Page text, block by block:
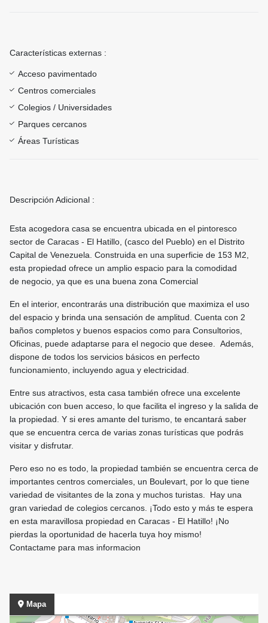
Características externas :
Acceso pavimentado
Centros comerciales
Colegios / Universidades
Parques cercanos
Áreas Turísticas
Descripción Adicional :
Esta acogedora casa se encuentra ubicada en el pintoresco
sector de Caracas - El Hatillo, (casco del Pueblo) en el Distrito
Capital de Venezuela. Construida en una superficie de 153 M2,
esta propiedad ofrece un amplio espacio para la comodidad
de negocio, ya que es una buena zona Comercial
En el interior, encontrarás una distribución que maximiza el uso
del espacio y brinda una sensación de amplitud. Cuenta con 2
baños completos y buenos espacios como para Consultorios,
Oficinas, puede adaptarse para el negocio que desee. Además,
dispone de todos los servicios básicos en perfecto
funcionamiento, incluyendo agua y electricidad.
Entre sus atractivos, esta casa también ofrece una excelente
ubicación con buen acceso, lo que facilita el ingreso y la salida de
la propiedad. Y si eres amante del turismo, te encantará saber
que se encuentra cerca de varias zonas turísticas que podrás
visitar y disfrutar.
Pero eso no es todo, la propiedad también se encuentra cerca de
importantes centros comerciales, un Boulevart, por lo que tiene
variedad de visitantes de la zona y muchos turistas. Hay una
gran variedad de colegios cercanos. ¡Todo esto y más te espera
en esta maravillosa propiedad en Caracas - El Hatillo! ¡No
pierdas la oportunidad de hacerla tuya hoy mismo!
Contactame para mas informacion
Mapa